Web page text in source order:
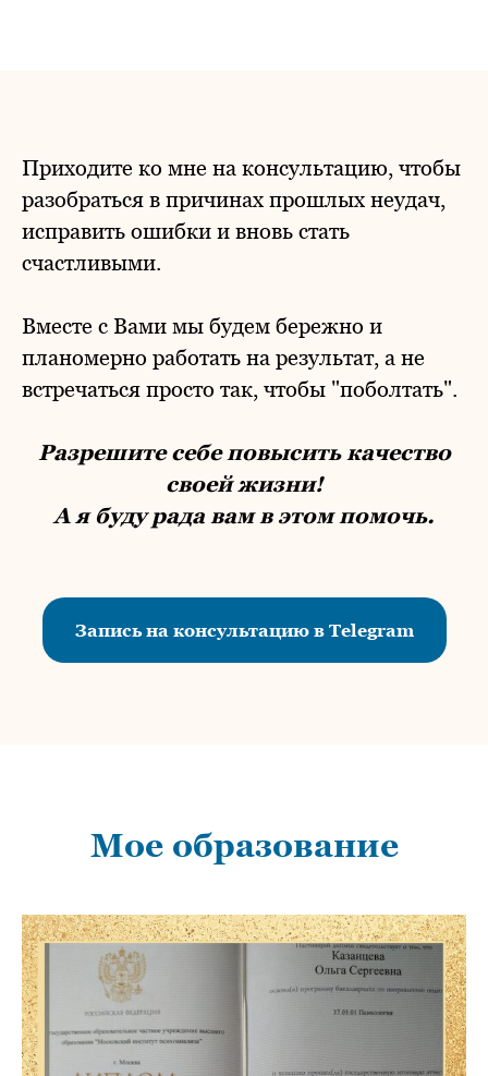
Приходите ко мне на консультацию, чтобы
разобраться в причинах прошлых неудач,
исправить ошибки и вновь стать
счастливыми.
Вместе с Вами мы будем бережно и
планомерно работать на результат, а не
встречаться просто так, чтобы "поболтать".
Разрешите себе повысить качество
своей жизни!
А я буду рада вам в этом помочь.
Запись на консультацию в Telegram
Мое образование